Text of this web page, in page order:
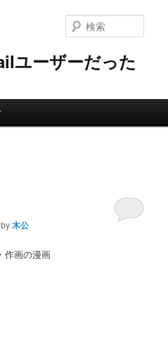
ユーザーだった
索
by木公
作画の漫画